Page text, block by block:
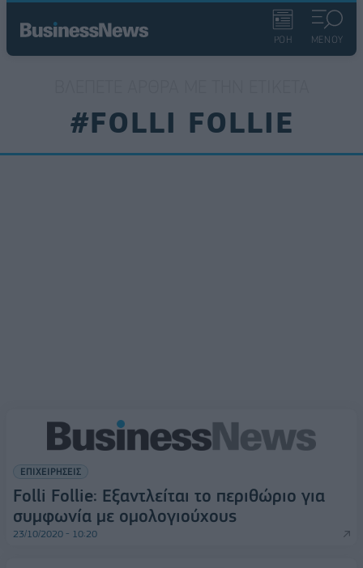
ΡΟΗ ΜΕΝΟΥ
#FOLLI FOLLIE
ΕΠΙΧΕΙΡΗΣΕΙΣ
Folli Follie: Εξαντλείται το περιθώριο για
συμφωνία με ομολογιούχους
23/10/2020 - 10:20